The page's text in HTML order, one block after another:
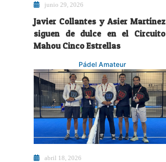
junio 29, 2026
Javier Collantes y Asier Martínez
siguen de dulce en el Circuito
Mahou Cinco Estrellas
Pádel Amateur
abril 18, 2026